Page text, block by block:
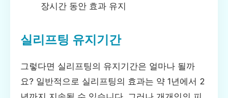
장시간 동안 효과 유지
실리프팅 유지기간
그렇다면 실리프팅의 유지기간은 얼마나 될까
요? 일반적으로 실리프팅의 효과는 약 1년에서 2